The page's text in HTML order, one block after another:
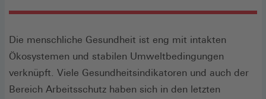
Die menschliche Gesundheit ist eng mit intakten
Ökosystemen und stabilen Umweltbedingungen
verknüpft. Viele Gesundheitsindikatoren und auch der
Bereich Arbeitsschutz haben sich in den letzten